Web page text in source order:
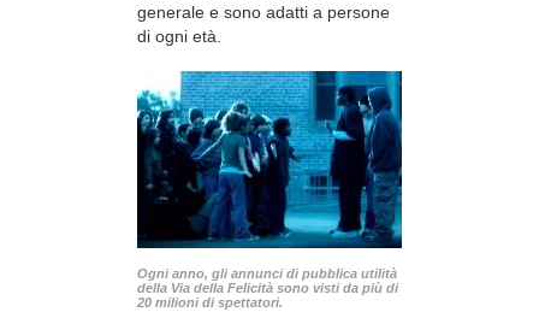
generale e sono adatti a persone
di ogni età.
Ogni anno, gli annunci di pubblica utilità
della Via della Felicità sono visti da più di
20 milioni di spettatori.